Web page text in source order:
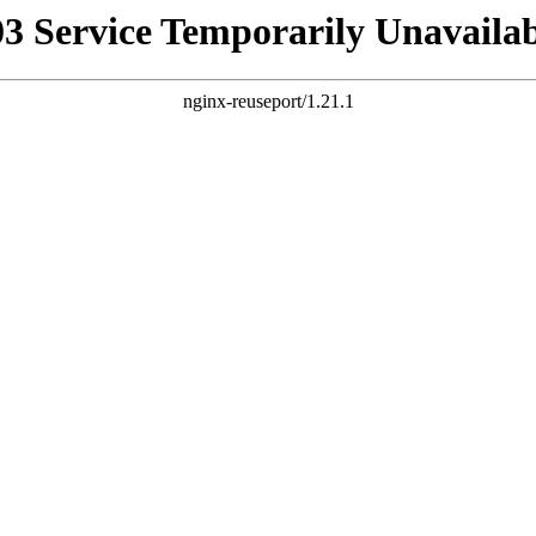
Service Temporarily
nginx-reuseport/1.21.1